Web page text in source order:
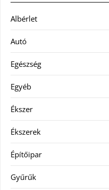
Albérlet
Autó
Egészség
Egyéb
Ékszer
Ékszerek
Építőipar
Gyűrűk